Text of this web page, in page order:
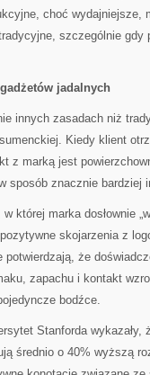
choć wydajniejsze,
szczególnie gdy
jadalnych
innych zasadach niż
Kiedy klient
z marką jest
sposób znacznie bardziej
której marka dosłownie
skojarzenia z
potwierdzają, że
zapachu i kontakt
bodźce.
Stanforda wykazały,
średnio o 40% wyższą